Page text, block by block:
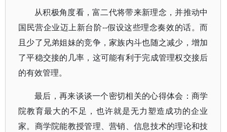
从积极角度看，富二代将带来新理念，并推动中
国民营企业迈上新台阶--假设这些理念奏效的话。而
且少了兄弟姐妹的竞争，家族内斗也随之减少，增加
了平稳交接的几率，这可能有利于完成管理权交接后
的有效管理。
最后，再来谈谈一个密切相关的心得体会：商学
院教育最大的不足，也许就是无力塑造成功的企业
家。商学院能教授管理、营销、信息技术的理论和技